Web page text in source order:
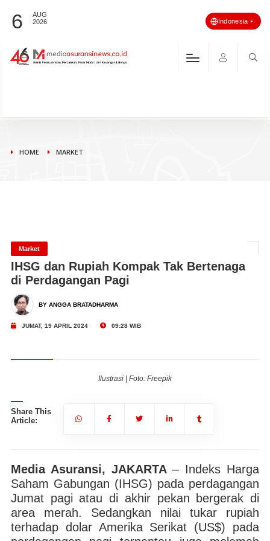
6
AUG
2026
Indonesia
HOME MARKET
Market
IHSG dan Rupiah Kompak Tak Bertenaga
di Perdagangan Pagi
BY ANGGA BRATADHARMA
JUMAT, 19 APRIL 2024 09:28 WIB
Ilustrasi | Foto: Freepik
Share This
Article:
Media Asuransi, JAKARTA– Indeks Harga
Saham Gabungan (IHSG) pada perdagangan
Jumat pagi atau di akhir pekan bergerak di
area merah. Sedangkan nilai tukar rupiah
terhadap dolar Amerika Serikat (US$) pada